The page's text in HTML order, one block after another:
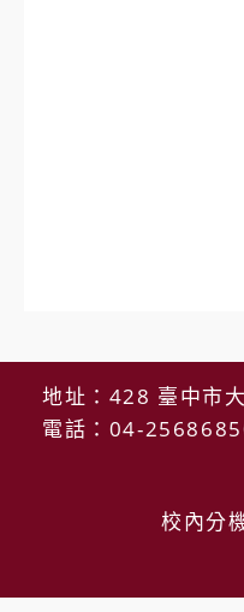
地址：428 臺中市
電話：04-
校內分